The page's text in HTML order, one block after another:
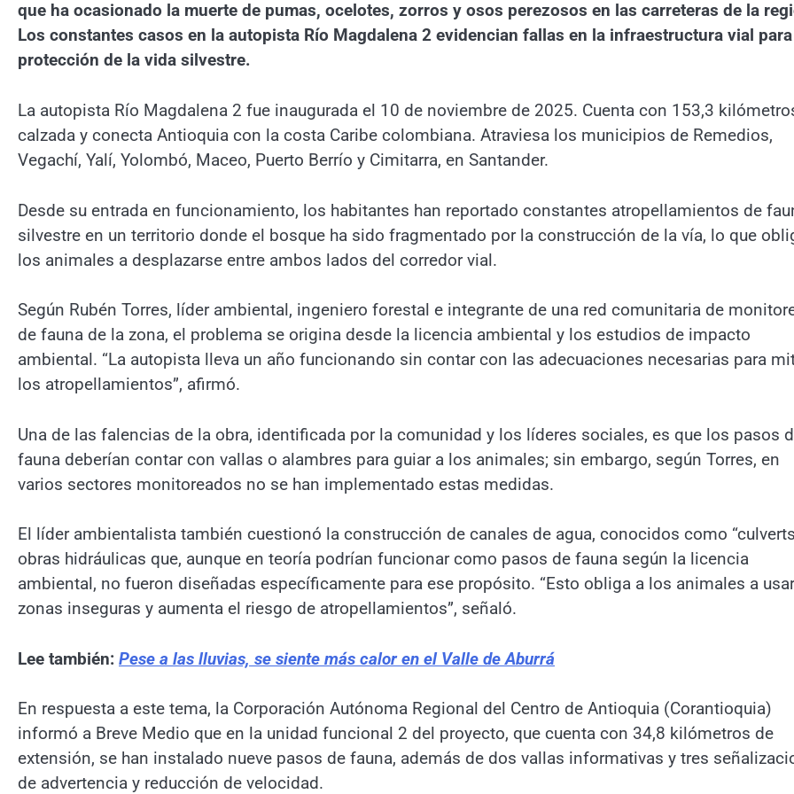
que ha ocasionado la muerte de pumas, ocelotes, zorros y osos perezosos en las carreteras de la
Los constantes casos en la autopista Río Magdalena 2 evidencian fallas en la infraestructura vial
protección de la vida silvestre.
La autopista Río Magdalena 2 fue inaugurada el 10 de noviembre de 2025. Cuenta con 153,3
calzada y conecta Antioquia con la costa Caribe colombiana. Atraviesa los municipios de Remedios,
Vegachí, Yalí, Yolombó, Maceo, Puerto Berrío y Cimitarra, en Santander.
Desde su entrada en funcionamiento, los habitantes han reportado constantes atropellamientos de
silvestre en un territorio donde el bosque ha sido fragmentado por la construcción de la vía, lo que
los animales a desplazarse entre ambos lados del corredor vial.
Según Rubén Torres, líder ambiental, ingeniero forestal e integrante de una red comunitaria de
de fauna de la zona, el problema se origina desde la licencia ambiental y los estudios de impacto
ambiental. “La autopista lleva un año funcionando sin contar con las adecuaciones necesarias para
los atropellamientos”, afirmó.
Una de las falencias de la obra, identificada por la comunidad y los líderes sociales, es que los pasos
fauna deberían contar con vallas o alambres para guiar a los animales; sin embargo, según Torres, en
varios sectores monitoreados no se han implementado estas medidas.
El líder ambientalista también cuestionó la construcción de canales de agua, conocidos como
obras hidráulicas que, aunque en teoría podrían funcionar como pasos de fauna según la licencia
ambiental, no fueron diseñadas específicamente para ese propósito. “Esto obliga a los animales a usar
zonas inseguras y aumenta el riesgo de atropellamientos”, señaló.
Lee también: Pese a las lluvias, se siente más calor en el Valle de Aburrá
En respuesta a este tema, la Corporación Autónoma Regional del Centro de Antioquia (Corantioquia)
informó a Breve Medio que en la unidad funcional 2 del proyecto, que cuenta con 34,8 kilómetros de
extensión, se han instalado nueve pasos de fauna, además de dos vallas informativas y tres
de advertencia y reducción de velocidad.